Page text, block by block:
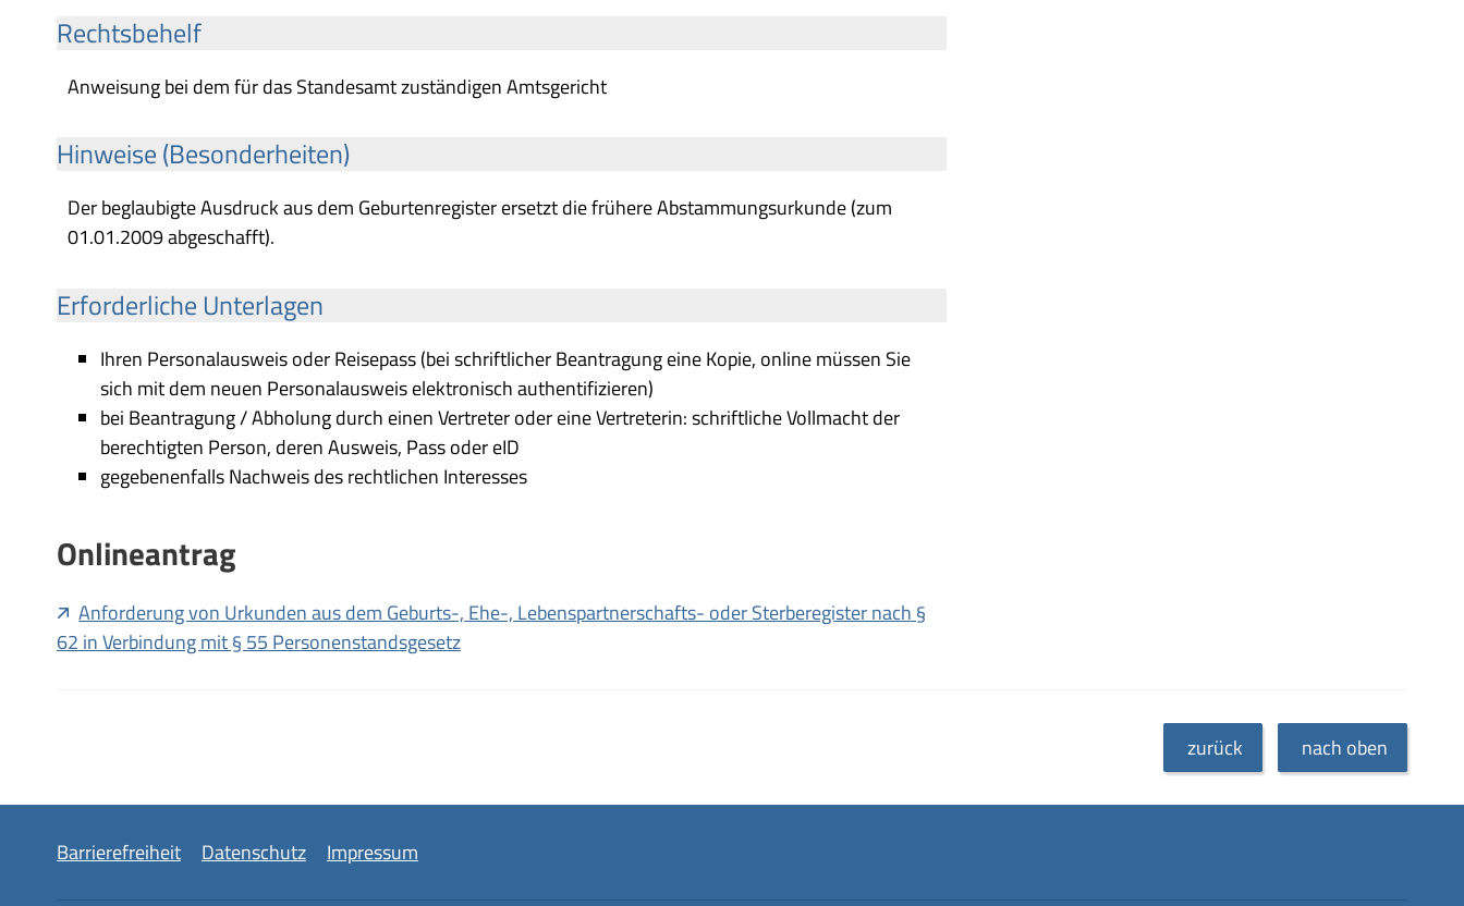
Rechtsbehelf
Anweisung bei dem für das Standesamt zuständigen Amtsgericht
Hinweise (Besonderheiten)
Der beglaubigte Ausdruck aus dem Geburtenregister ersetzt die frühere Abstammungsurkunde (zum
01.01.2009 abgeschafft).
Erforderliche Unterlagen
Ihren Personalausweis oder Reisepass (bei schriftlicher Beantragung eine Kopie, online müssen Sie
sich mit dem neuen Personalausweis elektronisch authentifizieren)
bei Beantragung / Abholung durch einen Vertreter oder eine Vertreterin: schriftliche Vollmacht der
berechtigten Person, deren Ausweis, Pass oder eID
gegebenenfalls Nachweis des rechtlichen Interesses
Onlineantrag
Anforderung von Urkunden aus dem Geburts-, Ehe-, Lebenspartnerschafts- oder Sterberegister nach §
62 in Verbindung mit § 55 Personenstandsgesetz
zurück nach oben
Barrierefreiheit Datenschutz Impressum